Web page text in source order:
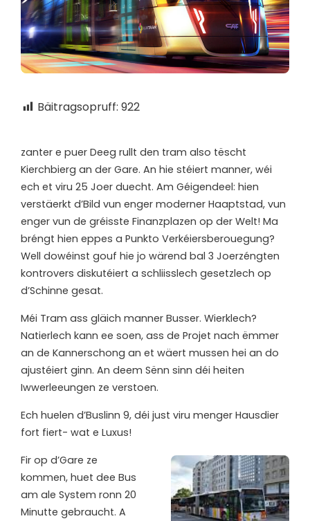
Bäitragsopruff: 922
zanter e puer Deeg rullt den tram also tëscht
Kierchbierg an der Gare. An hie stéiert manner, wéi
ech et viru 25 Joer duecht. Am Géigendeel: hien
verstäerkt d’Bild vun enger moderner Haaptstad, vun
enger vun de gréisste Finanzplazen op der Welt! Ma
bréngt hien eppes a Punkto Verkéiersberouegung?
Well dowéinst gouf hie jo wärend bal 3 Joerzéngten
kontrovers diskutéiert a schliisslech gesetzlech op
d’Schinne gesat.
Méi Tram ass gläich manner Busser. Wierklech?
Natierlech kann ee soen, ass de Projet nach ëmmer
an de Kannerschong an et wäert mussen hei an do
ajustéiert ginn. An deem Sënn sinn déi heiten
Iwwerleeungen ze verstoen.
Ech huelen d’Buslinn 9, déi just viru menger Hausdier
fort fiert- wat e Luxus!
Fir op d’Gare ze
kommen, huet dee Bus
am ale System ronn 20
Minutte gebraucht. A